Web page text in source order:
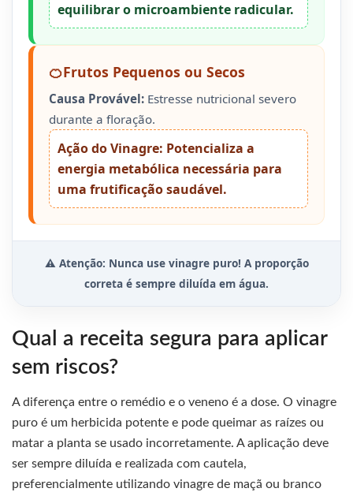
equilibrar o microambiente radicular.
🍊Frutos Pequenos ou Secos
Causa Provável: Estresse nutricional severo
durante a floração.
Ação do Vinagre: Potencializa a
energia metabólica necessária para
uma frutificação saudável.
⚠️ Atenção: Nunca use vinagre puro! A proporção
correta é sempre diluída em água.
Qual a receita segura para aplicar
sem riscos?
A diferença entre o remédio e o veneno é a dose. O vinagre
puro é um herbicida potente e pode queimar as raízes ou
matar a planta se usado incorretamente. A aplicação deve
ser sempre diluída e realizada com cautela,
preferencialmente utilizando vinagre de maçã ou branco